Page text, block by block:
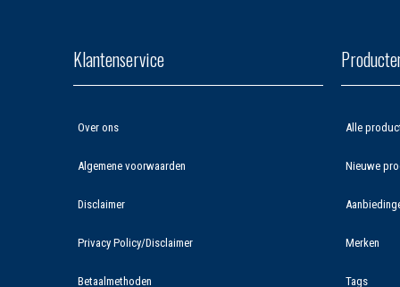
Klantenservice
Over ons
Algemene voorwaarden
Disclaimer
Privacy Policy/Disclaimer
Betaalmethoden
Alle
Nieuwe
Merken
Tags